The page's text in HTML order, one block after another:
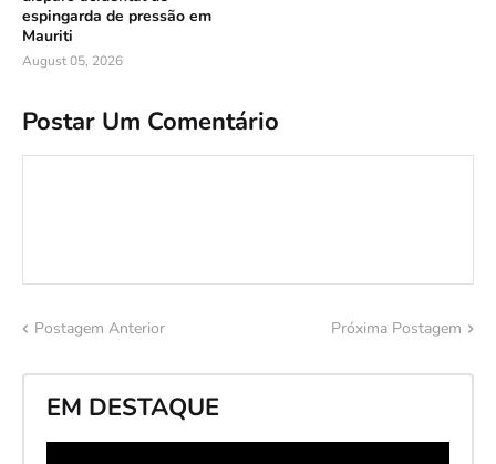
espingarda de pressão em
Mauriti
August 05, 2026
Postar Um Comentário
Postagem Anterior Próxima Postagem
EM DESTAQUE